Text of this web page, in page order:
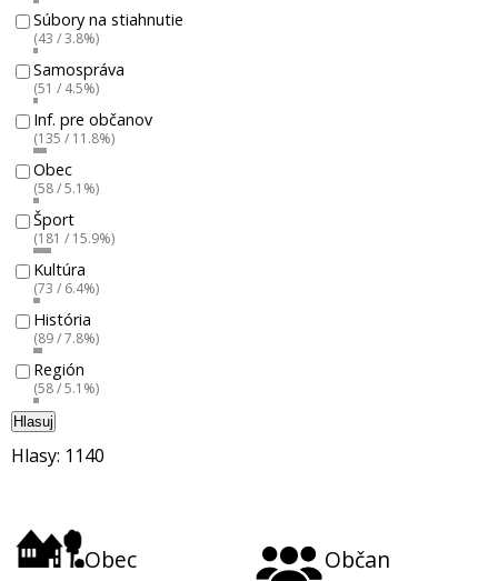
Súbory na stiahnutie
(43 / 3.8%)
Samospráva
(51 / 4.5%)
Inf. pre občanov
(135 / 11.8%)
Obec
(58 / 5.1%)
Šport
(181 / 15.9%)
Kultúra
(73 / 6.4%)
História
(89 / 7.8%)
Región
(58 / 5.1%)
Hlasuj
Hlasy: 1140
Obec Občan